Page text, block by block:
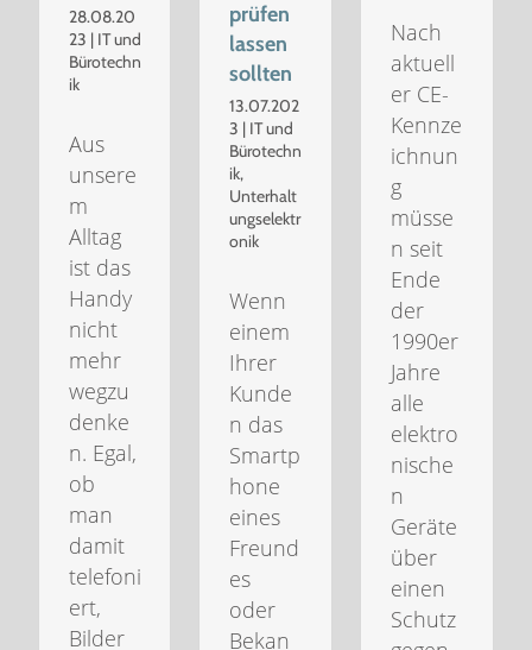
28.08.20
23 | IT und
Bürotechn
ik
Aus
unsere
m
Alltag
ist das
Handy
nicht
mehr
wegzu
denke
n. Egal,
ob
man
damit
telefoni
ert,
Bilder
prüfen
lassen
sollten
13.07.202
3 | IT und
Bürotechn
ik,
Unterhalt
ungselektr
onik
Wenn
einem
Ihrer
Kunde
n das
Smartp
hone
eines
Freund
es
oder
Bekan
Nach
aktuell
er CE-
Kennze
ichnun
g
müsse
n seit
Ende
der
1990er
Jahre
alle
elektro
nische
n
Geräte
über
einen
Schutz